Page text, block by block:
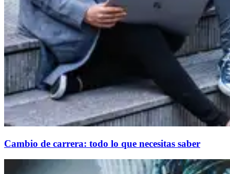
Cambio de carrera: todo lo que necesitas saber